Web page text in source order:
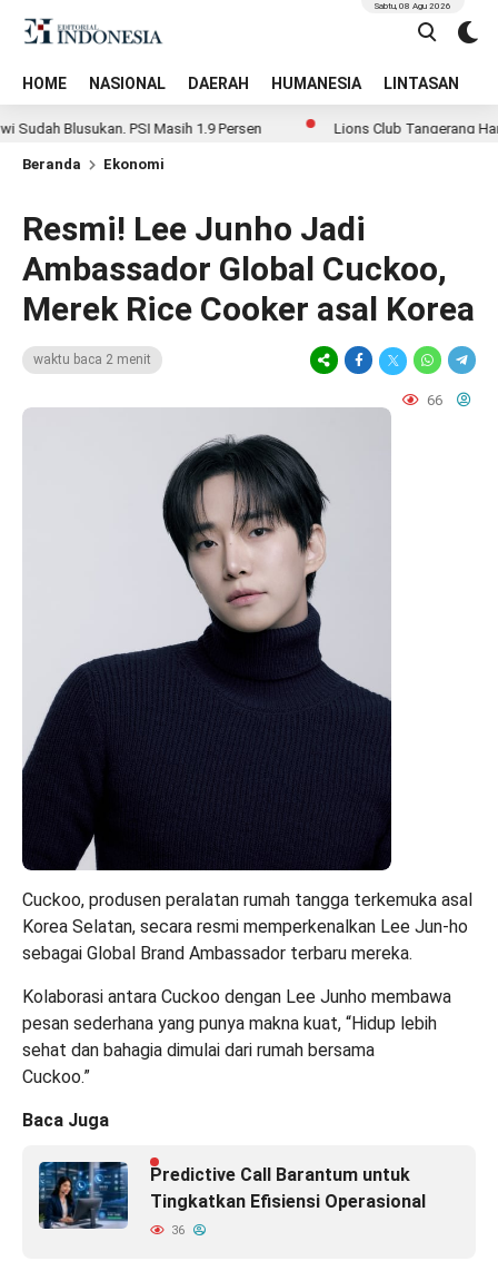
HOME NASIONAL DAERAH HUMANESIA LINTASAN
Sabtu, 08 Agu 2026
PSI Masih 1,9 Persen Lions Club Tangerang Happy
Beranda Ekonomi
Resmi! Lee Junho Jadi
Ambassador Global Cuckoo,
Merek Rice Cooker asal Korea
waktu baca 2 menit
66
Cuckoo, produsen peralatan rumah tangga terkemuka asal
Korea Selatan, secara resmi memperkenalkan Lee Jun-ho
sebagai Global Brand Ambassador terbaru mereka.
Kolaborasi antara Cuckoo dengan Lee Junho membawa
pesan sederhana yang punya makna kuat, “Hidup lebih
sehat dan bahagia dimulai dari rumah bersama
Cuckoo.”
Baca Juga
Predictive Call Barantum untuk
Tingkatkan Efisiensi Operasional
36